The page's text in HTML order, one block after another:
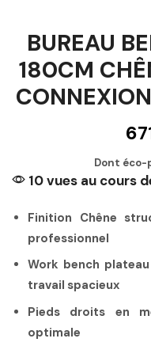
BUREAU
180CM
Dont
10 vues au cours
Finition Chêne
professionnel
Work bench
travail spacieux
Pieds droits en
optimale